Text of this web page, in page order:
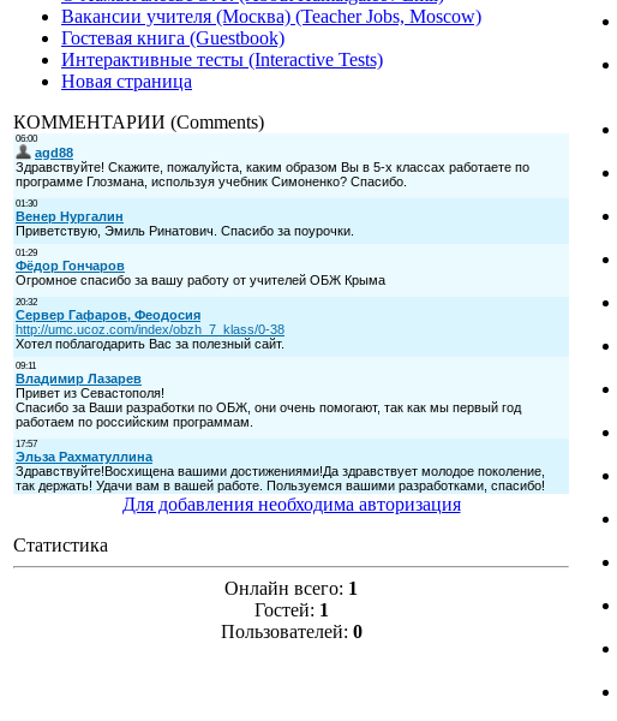
Вакансии учителя (Москва) (Teacher Jobs, Moscow)
Гостевая книга (Guestbook)
Интерактивные тесты (Interactive Tests)
Новая страница
КОММЕНТАРИИ (Comments)
Для добавления необходима авторизация
Статистика
Онлайн всего: 1
Гостей: 1
Пользователей: 0